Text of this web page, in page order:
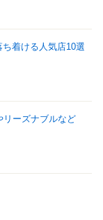
着ける人気店10選
リーズナブルなど